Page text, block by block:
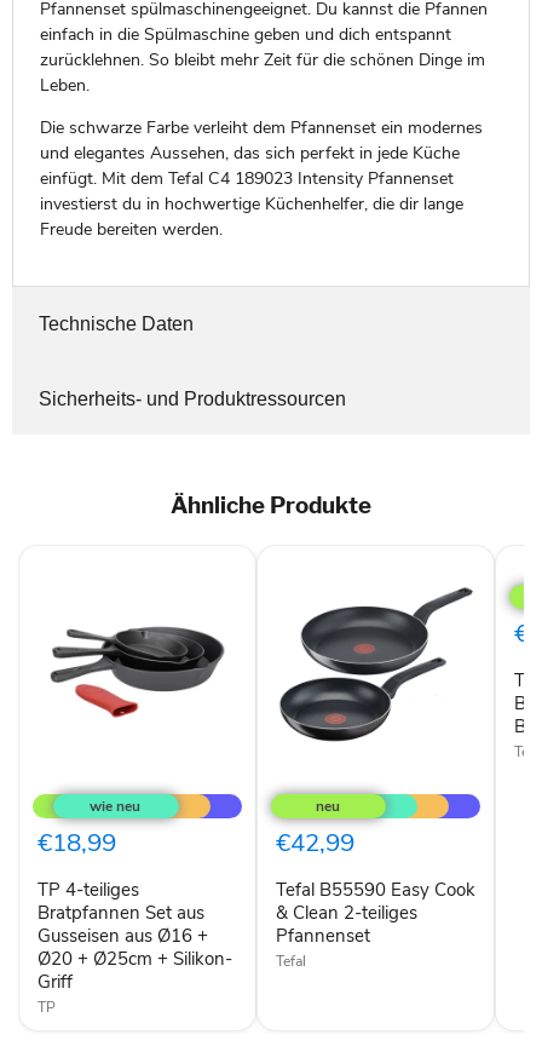
Pfannenset spülmaschinengeeignet. Du kannst die Pfannen
einfach in die Spülmaschine geben und dich entspannt
zurücklehnen. So bleibt mehr Zeit für die schönen Dinge im
Leben.
Die schwarze Farbe verleiht dem Pfannenset ein modernes
und elegantes Aussehen, das sich perfekt in jede Küche
einfügt. Mit dem Tefal C4 189023 Intensity Pfannenset
investierst du in hochwertige Küchenhelfer, die dir lange
Freude bereiten werden.
Technische Daten
Sicherheits- und Produktressourcen
Ähnliche Produkte
4-
teiliges
Bratpfannen
Set
Gusseisen
aus
Ø16
+
Ø20
+
Ø25cm
€18,99
TP 4-teiliges
Bratpfannen Set aus
Gusseisen aus Ø16 +
Ø20 + Ø25cm + Silikon-
Griff
TP
B55590
Easy
Cook
&
2-
teiliges
Pfannenset
€42,99
Tefal B55590 Easy Cook
& Clean 2-teiliges
Pfannenset
Tefal
Day
by
Day